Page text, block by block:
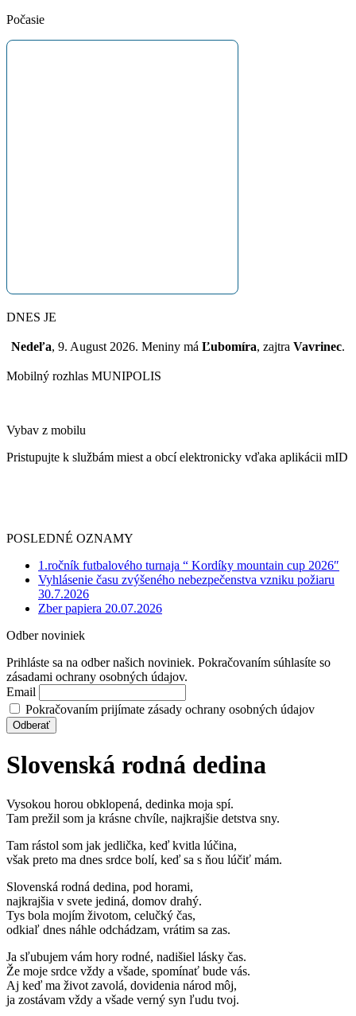
Počasie
DNES JE
Nedeľa, 9. August 2026. Meniny má Ľubomíra, zajtra Vavrinec.
Mobilný rozhlas MUNIPOLIS
Vybav z mobilu
Pristupujte k službám miest a obcí elektronicky vďaka aplikácii mID
POSLEDNÉ OZNAMY
1.ročník futbalového turnaja “ Kordíky mountain cup 2026″
Vyhlásenie času zvýšeného nebezpečenstva vzniku požiaru
30.7.2026
Zber papiera 20.07.2026
Odber noviniek
Prihláste sa na odber našich noviniek. Pokračovaním súhlasíte so
zásadami ochrany osobných údajov.
Email
Pokračovaním prijímate zásady ochrany osobných údajov
Slovenská rodná dedina
Vysokou horou obklopená, dedinka moja spí.
Tam prežil som ja krásne chvíle, najkrajšie detstva sny.
Tam rástol som jak jedlička, keď kvitla lúčina,
však preto ma dnes srdce bolí, keď sa s ňou lúčiť mám.
Slovenská rodná dedina, pod horami,
najkrajšia v svete jediná, domov drahý.
Tys bola mojím životom, celučký čas,
odkiaľ dnes náhle odchádzam, vrátim sa zas.
Ja sľubujem vám hory rodné, nadišiel lásky čas.
Že moje srdce vždy a všade, spomínať bude vás.
Aj keď ma život zavolá, dovidenia národ môj,
ja zostávam vždy a všade verný syn ľudu tvoj.